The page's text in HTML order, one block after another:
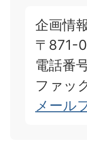
企画情
〒871-
電話番
ファッ
メール